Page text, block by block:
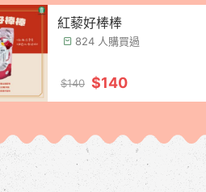
紅藜好棒棒
824 人購買過
$140 $140